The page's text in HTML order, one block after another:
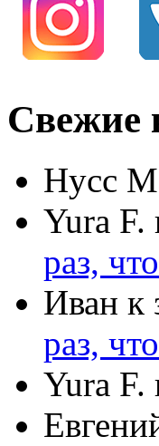
Свежие
Нусс
Yura F.
раз,
Иван к
раз,
Yura F.